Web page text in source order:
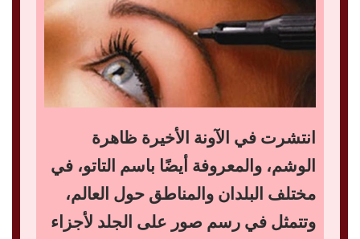
انتشرت في الآونة الأخيرة ظاهرة
الوشم، والمعروفة أيضًا باسم التاتو، في
مختلف البلدان والمناطق حول العالم،
وتتمثل في رسم صور على الجلد لأجزاء